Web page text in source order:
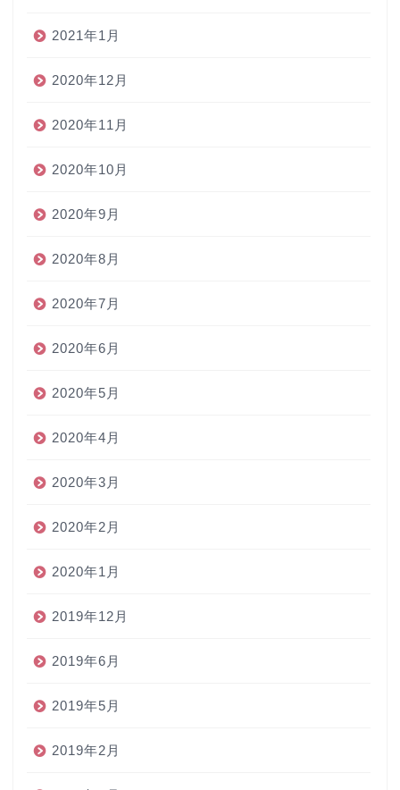
2021年1月
2020年12月
2020年11月
2020年10月
2020年9月
2020年8月
2020年7月
2020年6月
2020年5月
2020年4月
2020年3月
2020年2月
2020年1月
2019年12月
2019年6月
2019年5月
2019年2月